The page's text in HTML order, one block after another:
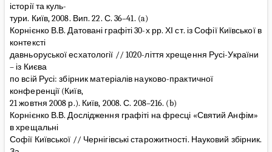
історії та куль-
тури. Київ, 2008. Вип. 22. С. 36–41. (a)
Корнієнко В.В. Датовані графіті 30-х рр. ХІ ст. із Софії Київської в
контексті
давньоруської есхатології // 1020-ліття хрещення Русі-України
– із Києва
по всій Русі: збірник матеріалів науково-практичної
конференції (Київ,
21 жовтня 2008 р.). Київ, 2008. С. 208–216. (b)
Корнієнко В.В. Дослідження графіті на фресці «Святий Анфім»
в хрещальні
Софії Київської // Чернігівські старожитності. Науковий збірник.